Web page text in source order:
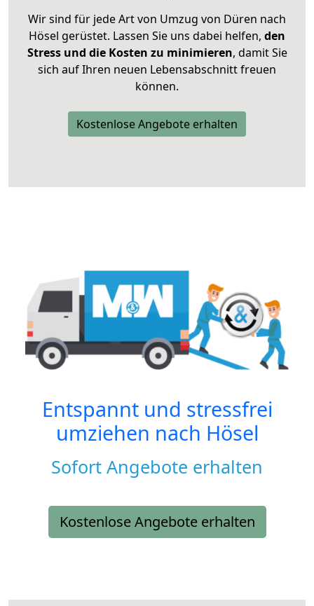
Wir sind für jede Art von Umzug von Düren nach
Hösel gerüstet. Lassen Sie uns dabei helfen, den
Stress und die Kosten zu minimieren, damit Sie
sich auf Ihren neuen Lebensabschnitt freuen
können.
Kostenlose Angebote erhalten
Entspannt und stressfrei
umziehen nach Hösel
Sofort Angebote erhalten
Kostenlose Angebote erhalten